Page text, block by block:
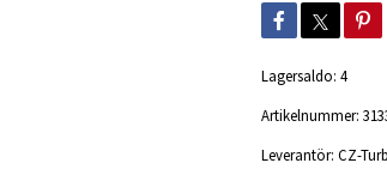
Lagersaldo: 4
Artikelnummer:
Leverantör: CZ-